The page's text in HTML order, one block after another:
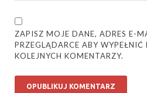
ZAPISZ MOJE DANE, ADRES E-
PRZEGLĄDARCE ABY
KOLEJNYCH KOMENTARZY.